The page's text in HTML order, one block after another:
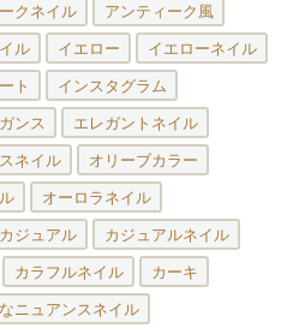
クネイル アンティーク風
ル イエロー イエローネイル
ト インスタグラム
ンス エレガントネイル
ネイル オリーブカラー
オーロラネイル
カジュアル カジュアルネイル
カラフルネイル カーキ
ニュアンスネイル